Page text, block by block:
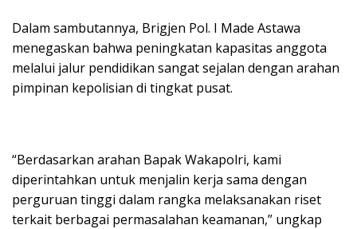
Dalam sambutannya, Brigjen Pol. I Made Astawa
menegaskan bahwa peningkatan kapasitas anggota
melalui jalur pendidikan sangat sejalan dengan arahan
pimpinan kepolisian di tingkat pusat.
“Berdasarkan arahan Bapak Wakapolri, kami
diperintahkan untuk menjalin kerja sama dengan
perguruan tinggi dalam rangka melaksanakan riset
terkait berbagai permasalahan keamanan,” ungkap